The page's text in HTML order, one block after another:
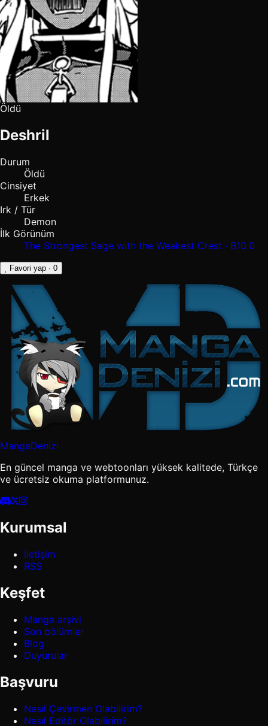
Öldü
Deshril
Durum
Öldü
Cinsiyet
Erkek
Irk / Tür
Demon
İlk Görünüm
The Strongest Sage with the Weakest Crest · B10.0
Favori yap · 0
MangaDenizi
En güncel manga ve webtoonları yüksek kalitede, Türkçe
ve ücretsiz okuma platformunuz.
Kurumsal
İletişim
RSS
Keşfet
Manga arşivi
Son bölümler
Blog
Duyurular
Başvuru
Nasıl Çevirmen Olabilirim?
Nasıl Editör Olabilirim?